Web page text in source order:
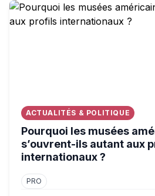
Pourquoi les musées
ACTUALITÉS & POLITIQUE
Pourquoi les musées
s’ouvrent-ils autant aux
internationaux ?
PRO